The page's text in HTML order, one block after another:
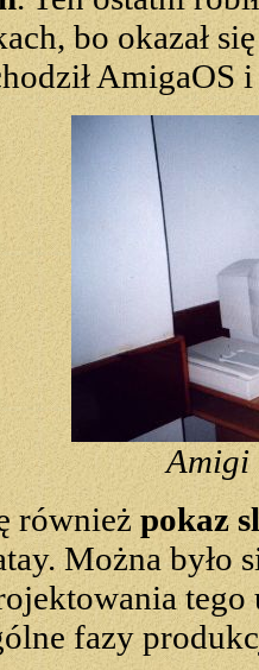
bo okazał
AmigaOS
Amigi
równieżpokaz
Można było
tego
fazy